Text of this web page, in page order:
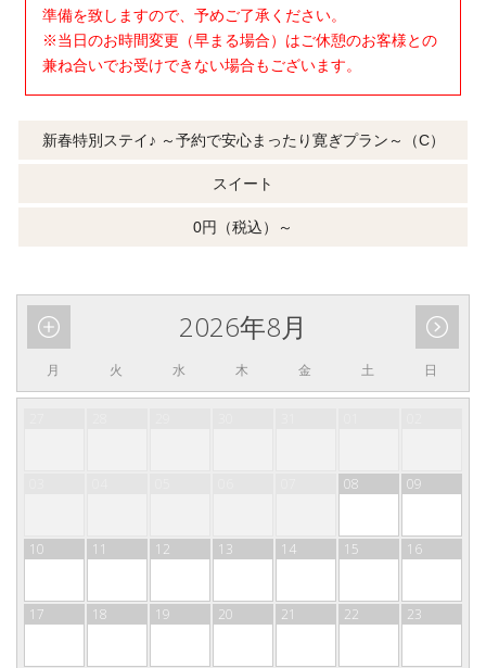
準備を致しますので、予めご了承ください。
※当日のお時間変更（早まる場合）はご休憩のお客様との
兼ね合いでお受けできない場合もございます。
新春特別ステイ♪ ～予約で安心まったり寛ぎプラン～（C）
スイート
0円（税込）～
2026年8月
月 火 水 木 金 土 日
08 09
10 11 12 13 14 15 16
17 18 19 20 21 22 23